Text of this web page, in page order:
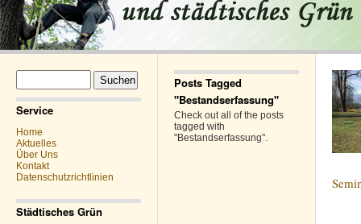
nach:
Service
Home
Aktuelles
Über Uns
Kontakt
Datenschutzrichtlinien
Städtisches Grün
Posts Tagged
"Bestandserfassung"
Check out all of the posts
tagged with
"Bestandserfassung".